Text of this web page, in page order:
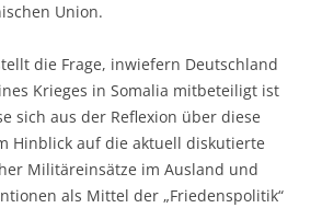
Union.
die Frage, inwiefern Deutschland
Krieges in Somalia mitbeteiligt ist
sich aus der Reflexion über diese
Hinblick auf die aktuell diskutierte
Militäreinsätze im Ausland und
als Mittel der „Friedenspolitik“